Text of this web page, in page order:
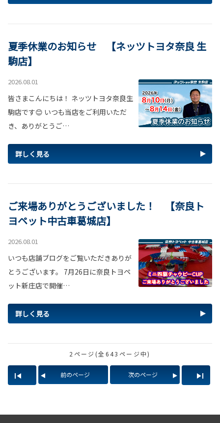
夏季休業のお知らせ 【ネッツトヨタ奈良 生
駒店】
2026.08.01
皆さまこんにちは！ ネッツトヨタ奈良生
駒店です😊 いつも当店をご利用いただ
き、ありがとうご…
詳しく見る
ご来場ありがとうございました！ 【奈良ト
ヨペット中古車葛城店】
2026.08.01
いつも店舗ブログをご覧いただきありが
とうございます。 7月26日に奈良トヨペ
ット新庄店で開催…
詳しく見る
2ページ(全643ページ中)
前のページ 次のページ